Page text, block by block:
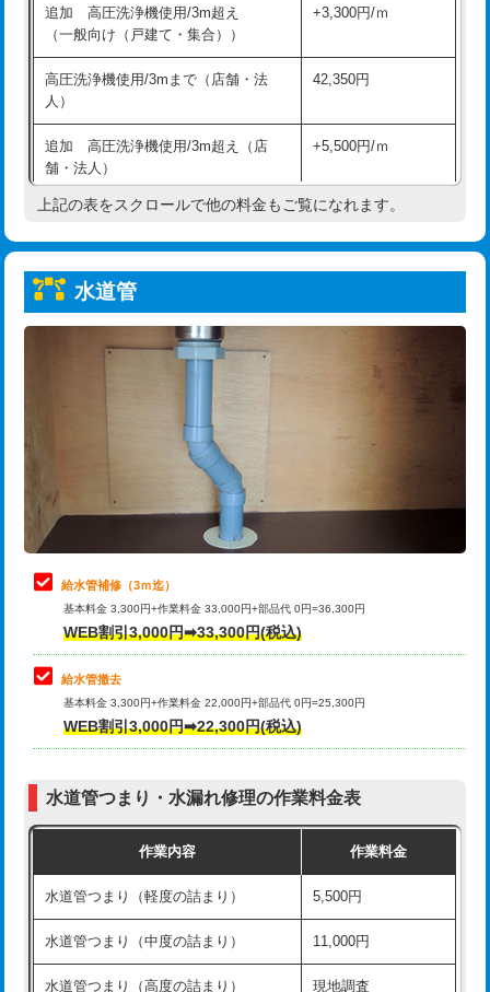
給水管工事※（保温材使用（バンド止
め込み）)
5,500円
給水管工事※（土の掘削・埋め戻し作
業)
11,000円
給水管工事※（塩ビ管（VP・HI）使
用/3ｍまで)
33,000円
給水管工事※（塩ビ管（VP・HI）使
+8,800円
給水管工事※（ライニング鋼管・銅
管・ポリ管・HT管使用/3ｍまで)
給水管工事※（ライニング鋼管・銅
管・ポリ管・HT管使用/3ｍ超え)
排水管工事（土の掘削・埋め戻し作
11,000円~
排水管工事（排水管工事/3ｍまで） 55,000円
排水管工事（追加 排水管工事/3ｍ超
マス交換（土の掘削・埋め戻し作業）
マス交換（深さ50㎝未満）
マス交換（深さ50㎝以上）
コンクリート斫り（厚さ10㎝まで）
モルタル補修（厚さ10㎝超え） 38,500円
洗面台設置 38,500円
化粧台設置 22,000円
追加 高圧洗浄機使用/3m超え
（一般向け（戸建て・集合））
+3,300円/ｍ
高圧洗浄機使用/3mまで（店舗・法
人）
42,350円
追加 高圧洗浄機使用/3m超え（店
舗・法人）
+5,500円/ｍ
高度高圧洗浄換 現地調査
トーラー機使用/3mまで
追加トーラー機使用/3m超え
33,000円
8,800円
止水・漏水調査・防水処理・清掃・修
理・調整・分解・加工など（軽作業）
11,000円
止水・漏水調査・防水処理・清掃・修
理・調整・分解・加工など（中作業）
止水・漏水調査・防水処理・清掃・修
理・調整・分解・加工など（重作業）
33,000円
その他部品の脱着
交換・取付（タンク）
式）)
式・ワンホール）)
交換・取付(排水栓・排水トラップ
22,000円+材料費
上記の表をスクロールで他の料金もご覧になれます。
水道管
給水管補修（3ｍ迄）
基本料金 3,300円+作業料金 33,000円+部品代 0円=36,300円
WEB割引3,000円➡33,300円(税込)
給水管撤去
基本料金 3,300円+作業料金 22,000円+部品代 0円=25,300円
WEB割引3,000円➡22,300円(税込)
水道管つまり・水漏れ修理の作業料金表
作業内容 作業料金
水道管つまり（軽度の詰まり） 5,500円
水道管つまり（中度の詰まり） 11,000円
水道管つまり（高度の詰まり） 現地調査